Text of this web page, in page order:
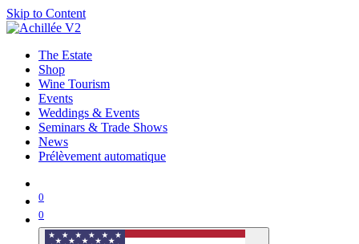
Skip to Content
The Estate
Shop
Wine Tourism
Events
Weddings & Events
Seminars & Trade Shows
News
Prélèvement automatique
0
0